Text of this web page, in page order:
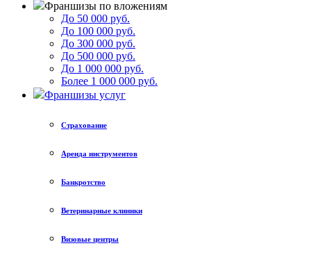
Франшизы по вложениям
До 50 000 руб.
До 100 000 руб.
До 300 000 руб.
До 500 000 руб.
До 1 000 000 руб.
Более 1 000 000 руб.
Франшизы услуг
Страхование
Аренда инструментов
Банкротство
Ветеринарные клиники
Визовые центры